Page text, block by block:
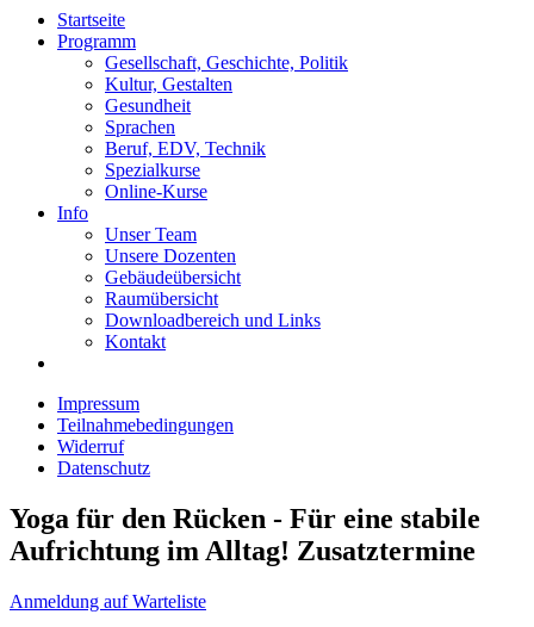
Startseite
Programm
Gesellschaft, Geschichte, Politik
Kultur, Gestalten
Gesundheit
Sprachen
Beruf, EDV, Technik
Spezialkurse
Online-Kurse
Info
Unser Team
Unsere Dozenten
Gebäudeübersicht
Raumübersicht
Downloadbereich und Links
Kontakt
Impressum
Teilnahmebedingungen
Widerruf
Datenschutz
Yoga für den Rücken - Für eine stabile
Aufrichtung im Alltag! Zusatztermine
Anmeldung auf Warteliste